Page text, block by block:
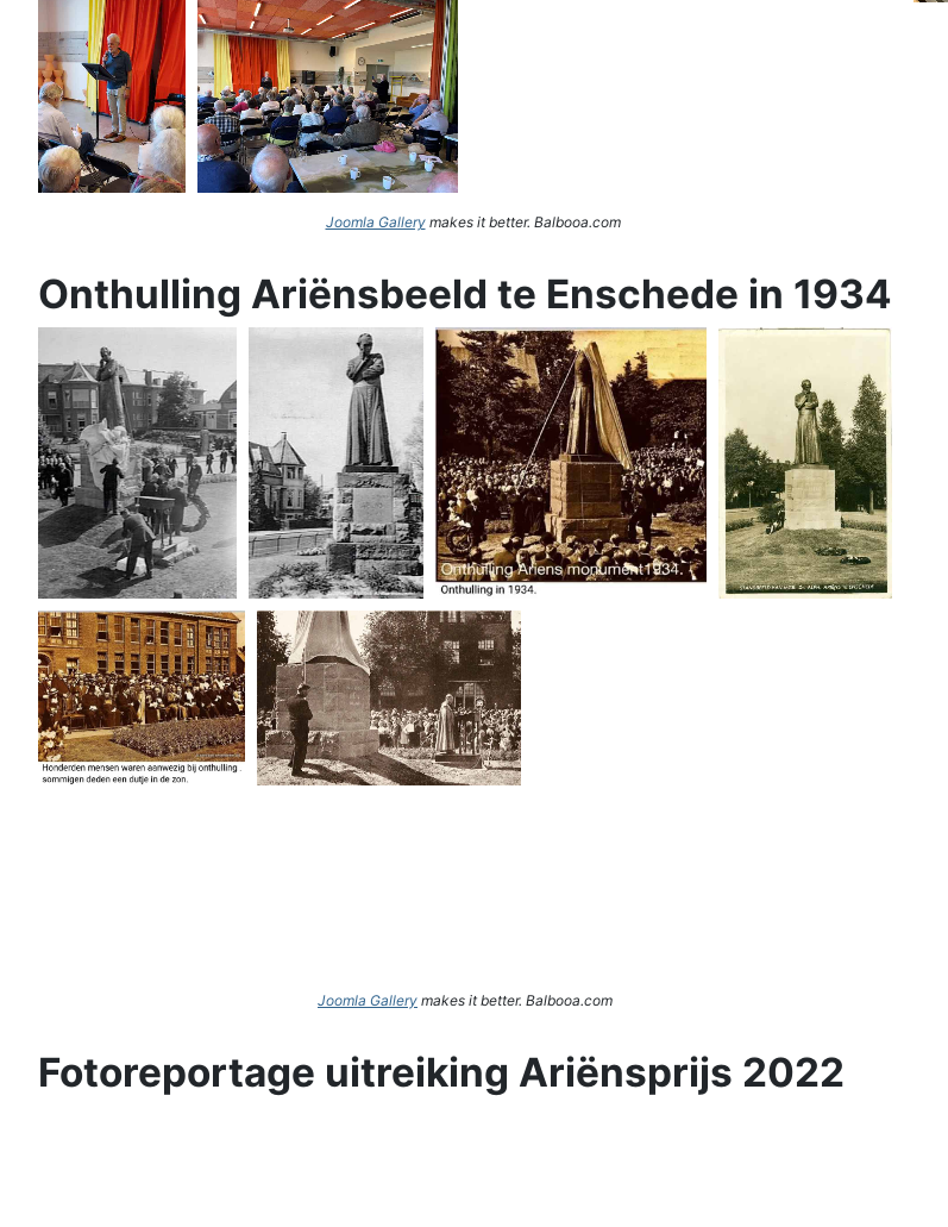
Joomla Gallerymakes it better. Balbooa.com
Onthulling Ariënsbeeld te Enschede in 1934
Joomla Gallery makes it better. Balbooa.com
Fotoreportage uitreiking Ariënsprijs 2022